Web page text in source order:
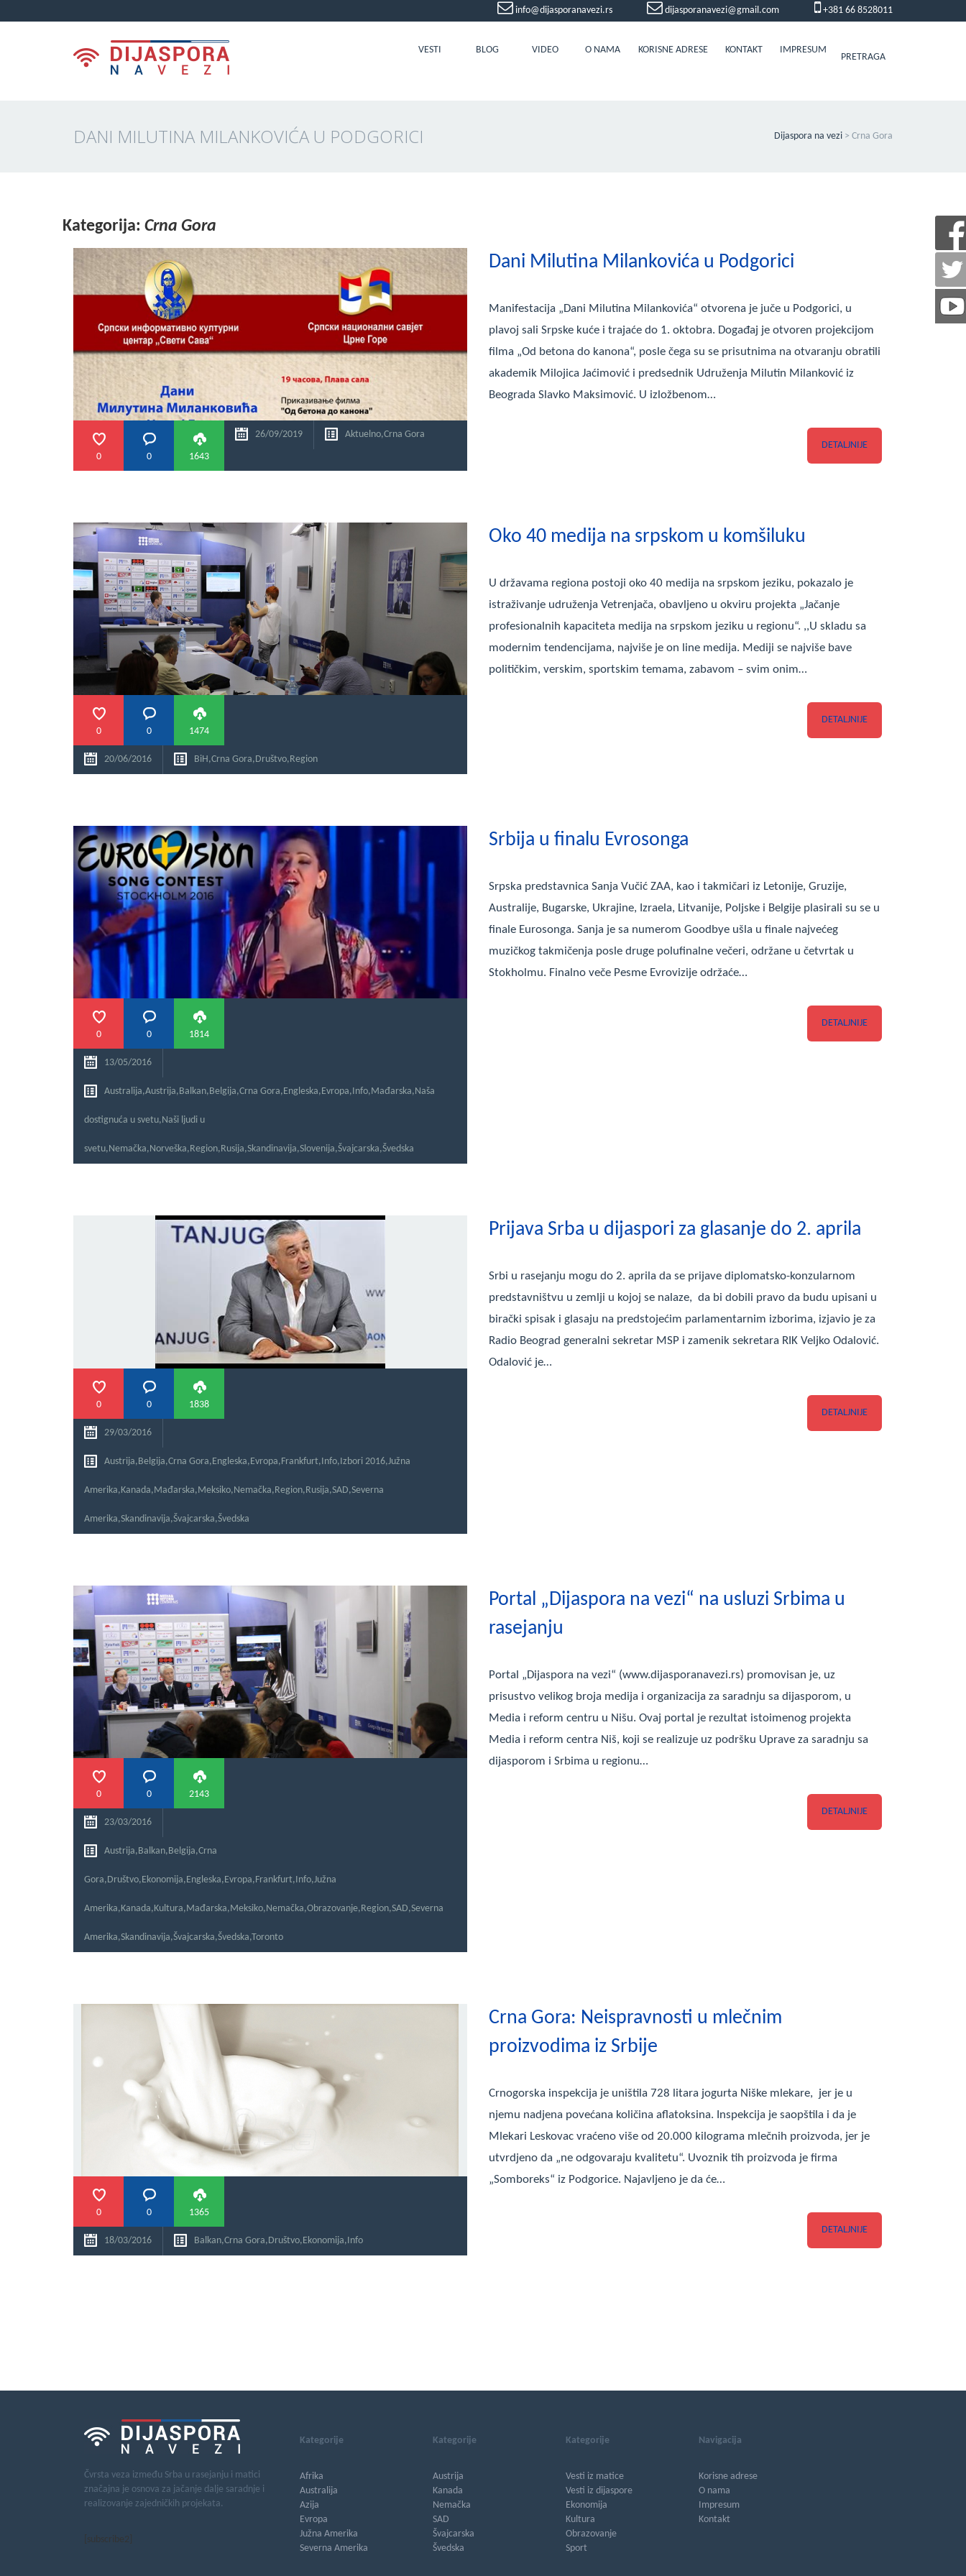
info@dijasporanavezi.rs dijasporanavezi@gmail.com +381 66 8528011
VESTI BLOG VIDEO O NAMA KORISNE ADRESE KONTAKT IMPRESUM
PRETRAGA
DANI MILUTINA MILANKOVIĆA U PODGORICI Dijaspora na vezi > Crna Gora
Kategorija: Crna Gora
0 0 1643
26/09/2019 Aktuelno,Crna Gora
Dani Milutina Milankovića u Podgorici
Manifestacija „Dani Milutina Milankovića“ otvorena je juče u Podgorici, u
plavoj sali Srpske kuće i trajaće do 1. oktobra. Događaj je otvoren projekcijom
filma „Od betona do kanona“, posle čega su se prisutnima na otvaranju obratili
akademik Milojica Jaćimović i predsednik Udruženja Milutin Milanković iz
Beograda Slavko Maksimović. U izložbenom…
DETALJNIJE
0 0 1474
20/06/2016 BiH,Crna Gora,Društvo,Region
Oko 40 medija na srpskom u komšiluku
U državama regiona postoji oko 40 medija na srpskom jeziku, pokazalo je
istraživanje udruženja Vetrenjača, obavljeno u okviru projekta „Jačanje
profesionalnih kapaciteta medija na srpskom jeziku u regionu“. ,,U skladu sa
modernim tendencijama, najviše je on line medija. Mediji se najviše bave
političkim, verskim, sportskim temama, zabavom – svim onim…
DETALJNIJE
0 0 1814
13/05/2016
Australija,Austrija,Balkan,Belgija,Crna Gora,Engleska,Evropa,Info,Mađarska,Naša
dostignuća u svetu,Naši ljudi u
svetu,Nemačka,Norveška,Region,Rusija,Skandinavija,Slovenija,Švajcarska,Švedska
Srbija u finalu Evrosonga
Srpska predstavnica Sanja Vučić ZAA, kao i takmičari iz Letonije, Gruzije,
Australije, Bugarske, Ukrajine, Izraela, Litvanije, Poljske i Belgije plasirali su se u
finale Eurosonga. Sanja je sa numerom Goodbye ušla u finale najvećeg
muzičkog takmičenja posle druge polufinalne večeri, održane u četvrtak u
Stokholmu. Finalno veče Pesme Evrovizije održaće…
DETALJNIJE
0 0 1838
29/03/2016
Austrija,Belgija,Crna Gora,Engleska,Evropa,Frankfurt,Info,Izbori 2016,Južna
Amerika,Kanada,Mađarska,Meksiko,Nemačka,Region,Rusija,SAD,Severna
Amerika,Skandinavija,Švajcarska,Švedska
Prijava Srba u dijaspori za glasanje do 2. aprila
Srbi u rasejanju mogu do 2. aprila da se prijave diplomatsko-konzularnom
predstavništvu u zemlji u kojoj se nalaze, da bi dobili pravo da budu upisani u
birački spisak i glasaju na predstojećim parlamentarnim izborima, izjavio je za
Radio Beograd generalni sekretar MSP i zamenik sekretara RIK Veljko Odalović.
Odalović je…
DETALJNIJE
0 0 2143
23/03/2016
Austrija,Balkan,Belgija,Crna
Gora,Društvo,Ekonomija,Engleska,Evropa,Frankfurt,Info,Južna
Amerika,Kanada,Kultura,Mađarska,Meksiko,Nemačka,Obrazovanje,Region,SAD,Severna
Amerika,Skandinavija,Švajcarska,Švedska,Toronto
Portal „Dijaspora na vezi“ na usluzi Srbima u
rasejanju
Portal „Dijaspora na vezi“ (www.dijasporanavezi.rs) promovisan je, uz
prisustvo velikog broja medija i organizacija za saradnju sa dijasporom, u
Media i reform centru u Nišu. Ovaj portal je rezultat istoimenog projekta
Media i reform centra Niš, koji se realizuje uz podršku Uprave za saradnju sa
dijasporom i Srbima u regionu…
DETALJNIJE
0 0 1365
18/03/2016 Balkan,Crna Gora,Društvo,Ekonomija,Info
Crna Gora: Neispravnosti u mlečnim
proizvodima iz Srbije
Crnogorska inspekcija je uništila 728 litara jogurta Niške mlekare, jer je u
njemu nadjena povećana količina aflatoksina. Inspekcija je saopštila i da je
Mlekari Leskovac vraćeno više od 20.000 kilograma mlečnih proizvoda, jer je
utvrdjeno da „ne odgovaraju kvalitetu“. Uvoznik tih proizvoda je firma
„Somboreks“ iz Podgorice. Najavljeno je da će…
DETALJNIJE
Čvrsta veza između Srba u rasejanju i matici
značajna je osnova za jačanje dalje saradnje i
realizovanje zajedničkih projekata.
[subscribe2]
Kategorije
Afrika
Australija
Azija
Evropa
Južna Amerika
Severna Amerika
Kategorije
Austrija
Kanada
Nemačka
SAD
Švajcarska
Švedska
Kategorije
Vesti iz matice
Vesti iz dijaspore
Ekonomija
Kultura
Obrazovanje
Sport
Navigacija
Korisne adrese
O nama
Impresum
Kontakt